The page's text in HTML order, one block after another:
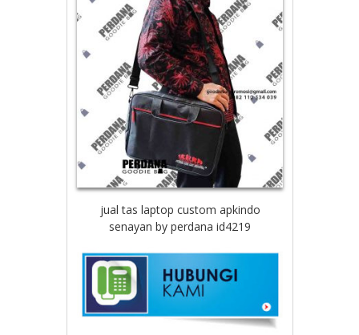
jual tas laptop custom apkindo
senayan by perdana id4219